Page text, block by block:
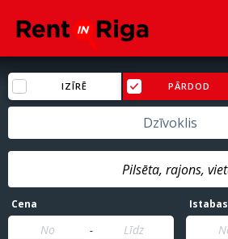
IZĪRĒ PĀRDOD
Dzīvoklis
Cena
-
Istabas